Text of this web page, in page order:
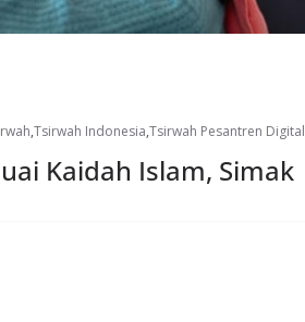
,Tsirwah Indonesia,Tsirwah Pesantren Digital
Kaidah Islam, Simak